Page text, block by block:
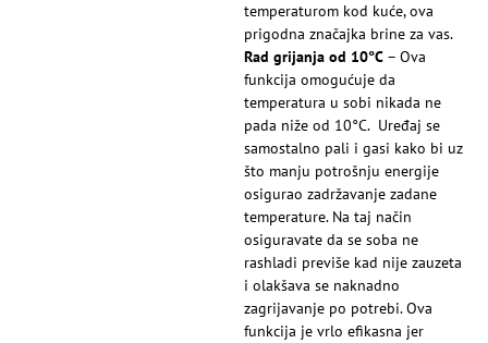
temperaturom kod kuće, ova
prigodna značajka brine za vas.
Rad grijanja od 10°C – Ova
funkcija omogućuje da
temperatura u sobi nikada ne
pada niže od 10°C. Uređaj se
samostalno pali i gasi kako bi uz
što manju potrošnju energije
osigurao zadržavanje zadane
temperature. Na taj način
osiguravate da se soba ne
rashladi previše kad nije zauzeta
i olakšava se naknadno
zagrijavanje po potrebi. Ova
funkcija je vrlo efikasna jer